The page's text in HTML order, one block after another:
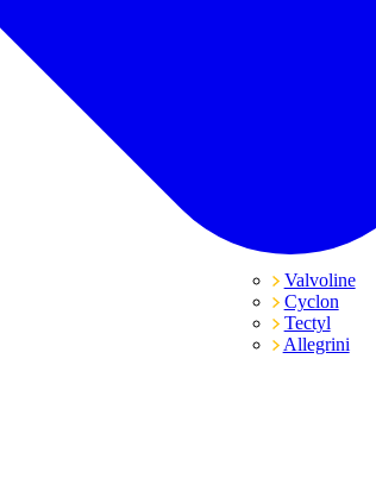
Valvoline
Cyclon
Tectyl
Allegrini